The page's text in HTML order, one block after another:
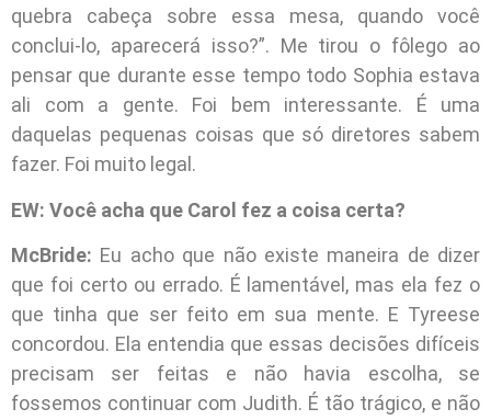
quebra cabeça sobre essa mesa, quando você
conclui-lo, aparecerá isso?”. Me tirou o fôlego ao
pensar que durante esse tempo todo Sophia estava
ali com a gente. Foi bem interessante. É uma
daquelas pequenas coisas que só diretores sabem
fazer. Foi muito legal.
EW: Você acha que Carol fez a coisa certa?
McBride: Eu acho que não existe maneira de dizer
que foi certo ou errado. É lamentável, mas ela fez o
que tinha que ser feito em sua mente. E Tyreese
concordou. Ela entendia que essas decisões difíceis
precisam ser feitas e não havia escolha, se
fossemos continuar com Judith. É tão trágico, e não